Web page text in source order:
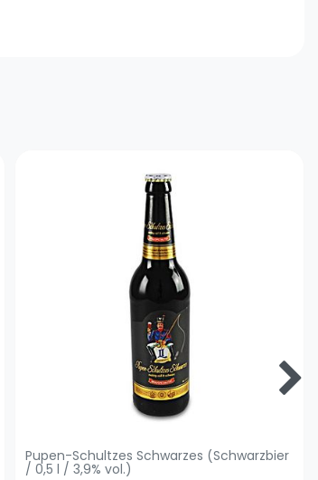
Pupen-Schultzes Schwarzes (Schwarzbier
/ 0,5 l / 3,9% vol.)